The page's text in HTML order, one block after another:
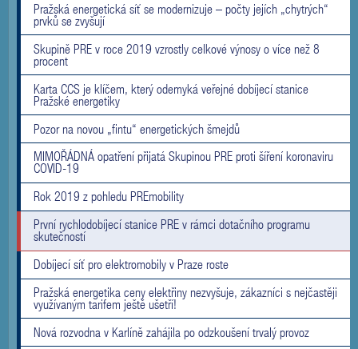
Pražská energetická síť se modernizuje – počty jejích „chytrých“
prvků se zvyšují
Skupině PRE v roce 2019 vzrostly celkové výnosy o více než 8
procent
Karta CCS je klíčem, který odemyká veřejné dobíjecí stanice
Pražské energetiky
Pozor na novou „fintu“ energetických šmejdů
MIMOŘÁDNÁ opatření přijatá Skupinou PRE proti šíření koronaviru
COVID-19
Rok 2019 z pohledu PREmobility
První rychlodobíjecí stanice PRE v rámci dotačního programu
skutečností
Dobíjecí síť pro elektromobily v Praze roste
Pražská energetika ceny elektřiny nezvyšuje, zákazníci s nejčastěji
využívaným tarifem ještě ušetří!
Nová rozvodna v Karlíně zahájila po odzkoušení trvalý provoz